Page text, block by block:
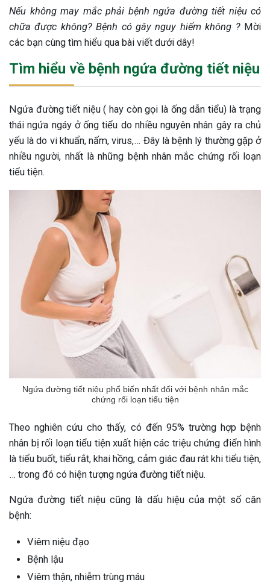
Sau Sinh Có Tự Khỏi
Thông Tin Cần Biết
sau sinh là tình trạng viêm da
phổ biến, khiến đôi bàn tay,
Nếu không may mắc phải bệnh ngứa đường tiết niệu có
chữa được không? Bệnh có gây nguy hiểm không ?Mời
các bạn cùng tìm hiểu qua bài viết dưới dây!
Tìm hiểu về bệnh ngứa đường tiết niệu
Ngứa đường tiết niệu ( hay còn gọi là ống dẫn tiểu) là trạng
thái ngứa ngáy ở ống tiểu do nhiều nguyên nhân gây ra chủ
yếu là do vi khuẩn, nấm, virus,… Đây là bệnh lý thường gặp ở
nhiều người, nhất là những bệnh nhân mắc chứng rối loạn
tiểu tiện.
Ngứa đường tiết niệu phổ biến nhất đối với bệnh nhân mắc
chứng rối loạn tiểu tiện
Theo nghiên cứu cho thấy, có đến 95% trường hợp bệnh
nhân bị rối loạn tiểu tiện xuất hiện các triệu chứng điển hình
là tiểu buốt, tiểu rắt, khai hồng, cảm giác đau rát khi tiểu tiện,
… trong đó có hiện tượng ngứa đường tiết niệu.
Ngứa đường tiết niệu cũng là dấu hiệu của một số căn
bệnh:
Viêm niệu đạo
Bệnh lậu
Viêm thận, nhiễm trùng máu